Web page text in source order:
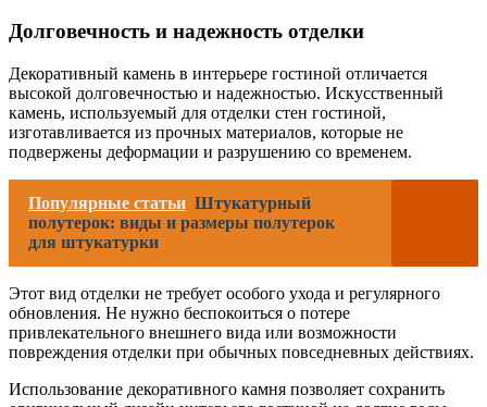
Долговечность и надежность отделки
Декоративный камень в интерьере гостиной отличается
высокой долговечностью и надежностью. Искусственный
камень, используемый для отделки стен гостиной,
изготавливается из прочных материалов, которые не
подвержены деформации и разрушению со временем.
Популярные статьи Штукатурный
полутерок: виды и размеры полутерок
для штукатурки
Этот вид отделки не требует особого ухода и регулярного
обновления. Не нужно беспокоиться о потере
привлекательного внешнего вида или возможности
повреждения отделки при обычных повседневных действиях.
Использование декоративного камня позволяет сохранить